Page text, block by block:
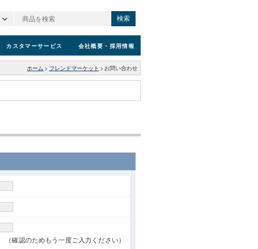
検索
カスタマーサービス 会社概要 ・採用情報
ホーム > フレンドマーケット > お問い合わせ
（確認のためもう一度ご入力ください）